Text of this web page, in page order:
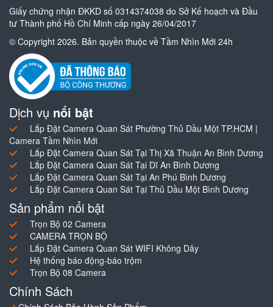
Giấy chứng nhận ĐKKD số 0314374038 do Sở Kế hoạch và Đầu
tư Thành phố Hồ Chí Minh cấp ngày 26/04/2017
© Copyright 2026. Bản quyền thuộc về Tầm Nhìn Mới 24h
Dịch vụ nổi bật
Lắp Đặt Camera Quan Sát Phường Thủ Dầu Một TP.HCM |
Camera Tầm Nhìn Mới
Lắp Đặt Camera Quan Sát Tại Thị Xã Thuận An Bình Dương
Lắp Đặt Camera Quan Sát Tại Dĩ An Bình Dương
Lắp Đặt Camera Quan Sát Tại An Phú Bình Dương
Lắp Đặt Camera Quan Sát Tại Thủ Dầu Một Bình Dương
Sản phẩm nổi bật
Trọn Bộ 02 Camera
CAMERA TRỌN BỘ
Lắp Đặt Camera Quan Sát WIFI Không Dây
Hệ thống báo động-báo trộm
Trọn Bộ 08 Camera
Chính Sách